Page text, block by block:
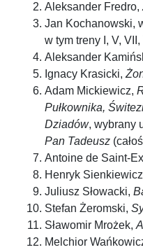
Aleksander Fredro,
Jan Kochanowski,
w tym treny I, V, VII,
Aleksander
Ignacy Krasicki,
Adam Mickiewicz,
Pułkownika,
Dziadów, wybrany
Pan Tadeusz
Antoine de Saint-
Henryk
Juliusz Słowacki,
Stefan Żeromski,
Sławomir Mrożek,
Melchior